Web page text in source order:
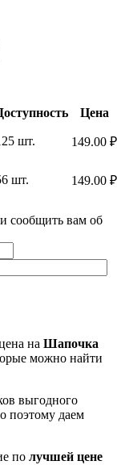
Цена
шт. 149.00 ₽
шт. 149.00 ₽
сообщить вам об
на Шапочка
можно найти
выгодного
поэтому даем
по лучшей цене